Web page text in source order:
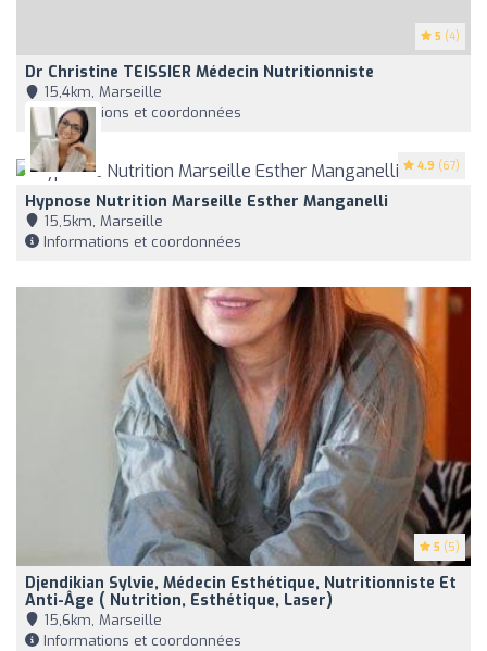
5 (4)
Dr Christine TEISSIER Médecin Nutritionniste
15,4km, Marseille
Informations et coordonnées
4.9 (67)
Hypnose Nutrition Marseille Esther Manganelli
15,5km, Marseille
Informations et coordonnées
5 (5)
Djendikian Sylvie, Médecin Esthétique, Nutritionniste Et
Anti-Âge ( Nutrition, Esthétique, Laser)
15,6km, Marseille
Informations et coordonnées